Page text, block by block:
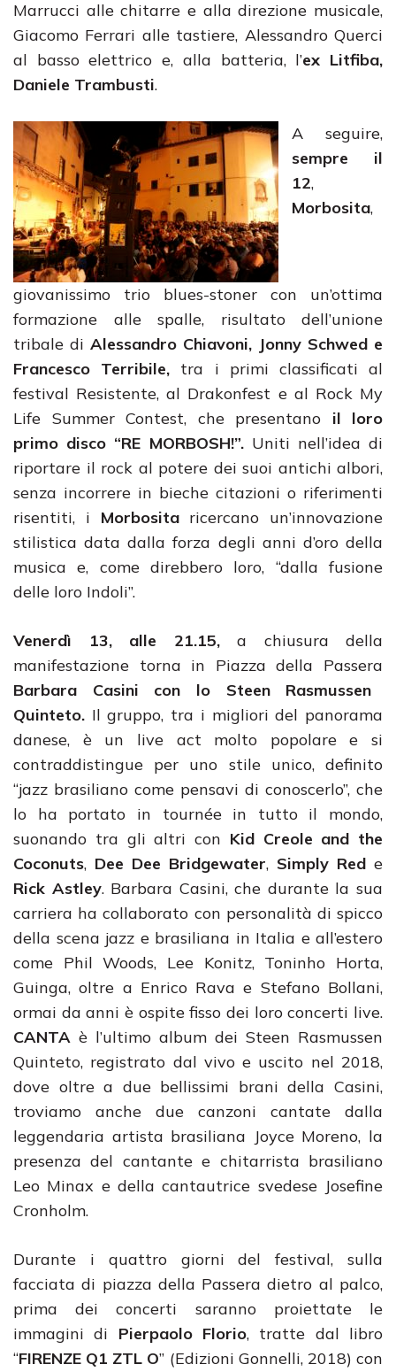
Marrucci alle chitarre e alla direzione musicale,
Giacomo Ferrari alle tastiere, Alessandro Querci
al basso elettrico e, alla batteria, l’ex Litfiba,
Daniele Trambusti.
A seguire,
sempre il
12,
Morbosita,
giovanissimo trio blues-stoner con un’ottima
formazione alle spalle, risultato dell’unione
tribale di Alessandro Chiavoni, Jonny Schwed e
Francesco Terribile, tra i primi classificati al
festival Resistente, al Drakonfest e al Rock My
Life Summer Contest, che presentano il loro
primo disco “RE MORBOSH!”.Uniti nell’idea di
riportare il rock al potere dei suoi antichi albori,
senza incorrere in bieche citazioni o riferimenti
risentiti, i Morbositaricercano un’innovazione
stilistica data dalla forza degli anni d’oro della
musica e, come direbbero loro, “dalla fusione
delle loro Indoli”.
Venerdì 13, alle 21.15, a chiusura della
manifestazione torna in Piazza della Passera
Barbara Casini con lo Steen Rasmussen
Quinteto. Il gruppo, tra i migliori del panorama
danese, è un live act molto popolare e si
contraddistingue per uno stile unico, definito
“jazz brasiliano come pensavi di conoscerlo”, che
lo ha portato in tournée in tutto il mondo,
suonando tra gli altri con Kid Creole and the
Coconuts, Dee Dee Bridgewater, Simply Red e
Rick Astley. Barbara Casini, che durante la sua
carriera ha collaborato con personalità di spicco
della scena jazz e brasiliana in Italia e all’estero
come Phil Woods, Lee Konitz, Toninho Horta,
Guinga, oltre a Enrico Rava e Stefano Bollani,
ormai da anni è ospite fisso dei loro concerti live.
CANTA è l’ultimo album dei Steen Rasmussen
Quinteto, registrato dal vivo e uscito nel 2018,
dove oltre a due bellissimi brani della Casini,
troviamo anche due canzoni cantate dalla
leggendaria artista brasiliana Joyce Moreno, la
presenza del cantante e chitarrista brasiliano
Leo Minax e della cantautrice svedese Josefine
Cronholm.
Durante i quattro giorni del festival, sulla
facciata di piazza della Passera dietro al palco,
prima dei concerti saranno proiettate le
immagini di Pierpaolo Florio, tratte dal libro
“FIRENZE Q1 ZTL O” (Edizioni Gonnelli, 2018) con